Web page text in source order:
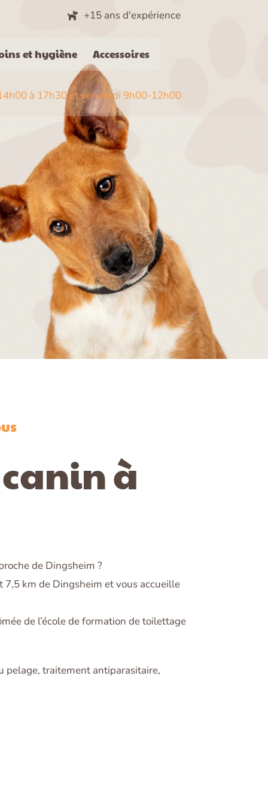
+15 ans d'expérience
et hygiène Accessoires
à 17h30 et vendredi 9h00-12h00
à
de Dingsheim ?
km de Dingsheim et vous accueille
de l’école de formation de toilettage
pelage, traitement antiparasitaire,